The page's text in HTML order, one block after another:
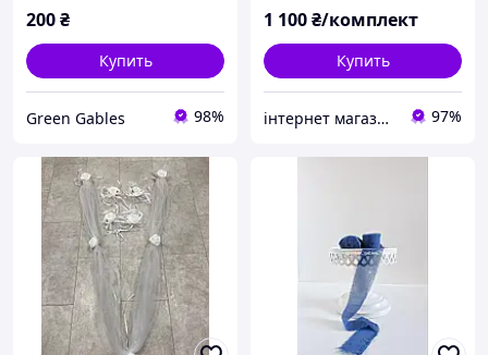
200₴
Купить
Green Gables 98%
1 100₴/комплект
Купить
інтернет магазин -весільний декор 97%